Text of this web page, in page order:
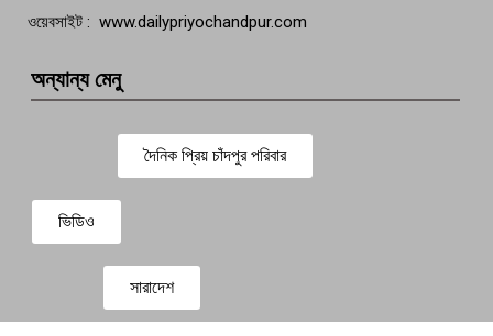
ওয়েবসাইট : www.dailypriyochandpur.com
অন্যান্য মেনু
দৈনিক প্রিয় চাঁদপুর পরিবার
ভিডিও
সারাদেশ